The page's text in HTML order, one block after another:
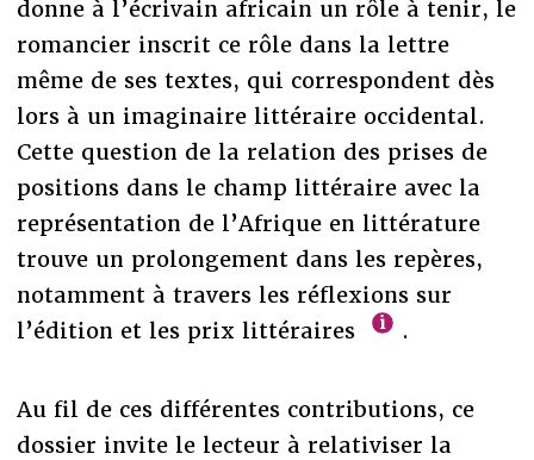
donne à l’écrivain africain un rôle à tenir, le
romancier inscrit ce rôle dans la lettre
même de ses textes, qui correspondent dès
lors à un imaginaire littéraire occidental.
Cette question de la relation des prises de
positions dans le champ littéraire avec la
représentation de l’Afrique en littérature
trouve un prolongement dans les repères,
notamment à travers les réflexions sur
l’édition et les prix littéraires
.
Au fil de ces différentes contributions, ce
dossier invite le lecteur à relativiser la